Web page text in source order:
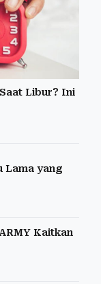
Libur? Ini
Lama yang
Kaitkan